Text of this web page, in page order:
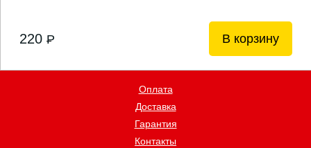
220 P В корзину
Оплата
Доставка
Гарантия
Контакты